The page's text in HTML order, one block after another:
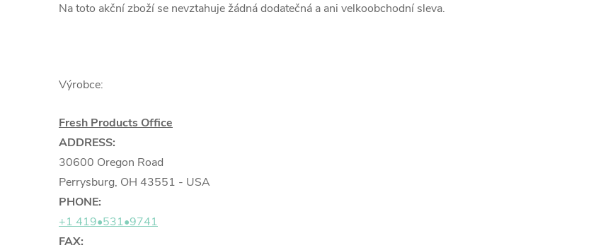
Na toto akční zboží se nevztahuje žádná dodatečná a ani velkoobchodní sleva.
Výrobce:
Fresh Products Office
ADDRESS:
30600 Oregon Road
Perrysburg, OH 43551 - USA
PHONE:
+1 419•531•9741
FAX: